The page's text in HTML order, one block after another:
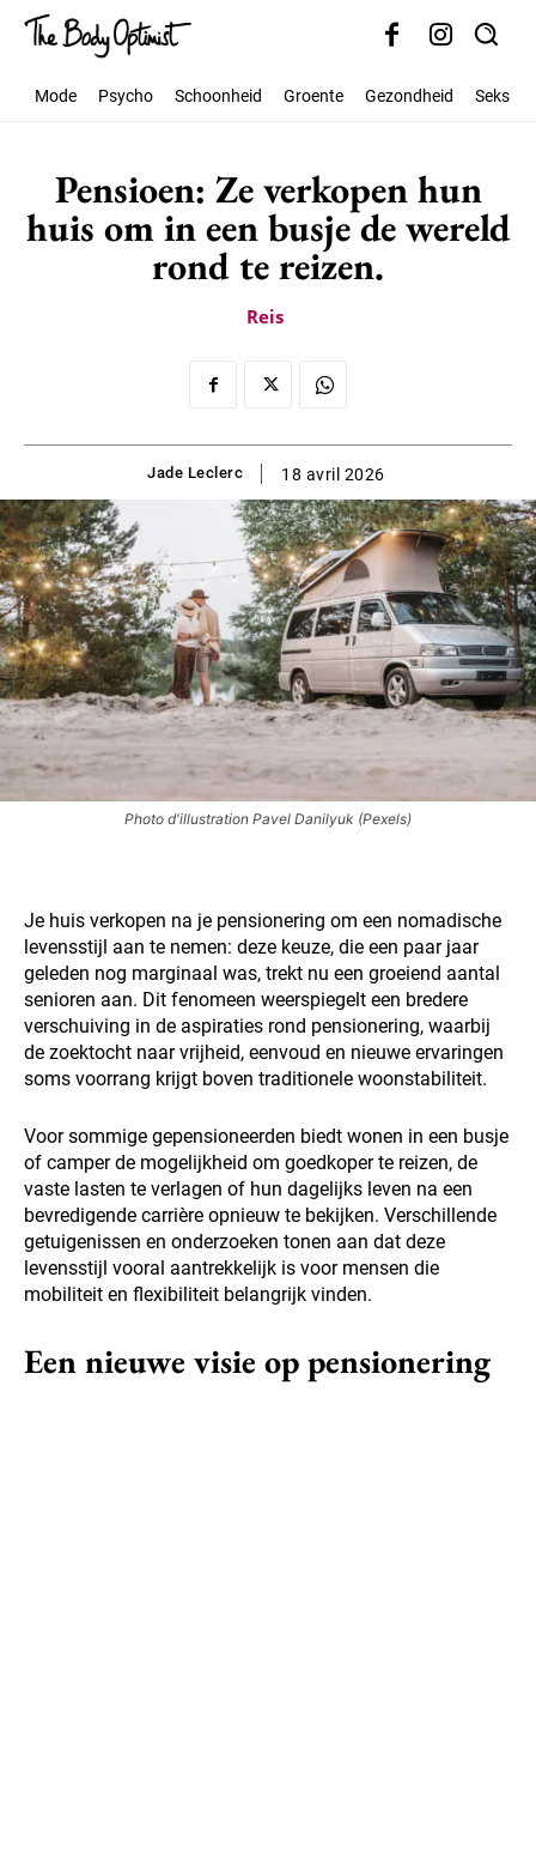
Mode Psycho Schoonheid Groente Gezondheid Seks
Pensioen: Ze verkopen hun
huis om in een busje de wereld
rond te reizen.
Reis
Jade Leclerc 18 avril 2026
Photo d'illustration Pavel Danilyuk (Pexels)
Je huis verkopen na je pensionering om een nomadische
levensstijl aan te nemen: deze keuze, die een paar jaar
geleden nog marginaal was, trekt nu een groeiend aantal
senioren aan. Dit fenomeen weerspiegelt een bredere
verschuiving in de aspiraties rond pensionering, waarbij
de zoektocht naar vrijheid, eenvoud en nieuwe ervaringen
soms voorrang krijgt boven traditionele woonstabiliteit.
Voor sommige gepensioneerden biedt wonen in een busje
of camper de mogelijkheid om goedkoper te reizen, de
vaste lasten te verlagen of hun dagelijks leven na een
bevredigende carrière opnieuw te bekijken. Verschillende
getuigenissen en onderzoeken tonen aan dat deze
levensstijl vooral aantrekkelijk is voor mensen die
mobiliteit en flexibiliteit belangrijk vinden.
Een nieuwe visie op pensionering